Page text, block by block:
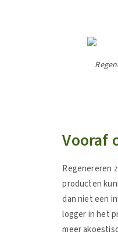
Vooraf
Regenereren
producten
dan niet een
logger in het
meer